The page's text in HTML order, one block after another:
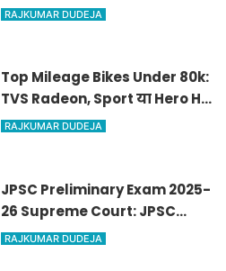
बचना है तो बदलें सोने का तरीका,
RAJKUMAR DUDEJA
Top Mileage Bikes Under 80k:
TVS Radeon, Sport या Hero HF
Deluxe? जानिए कौन सी बाइक है
RAJKUMAR DUDEJA
JPSC Preliminary Exam 2025-
26 Supreme Court: JPSC
सिविल सेवा परीक्षा रद्द करने की
RAJKUMAR DUDEJA